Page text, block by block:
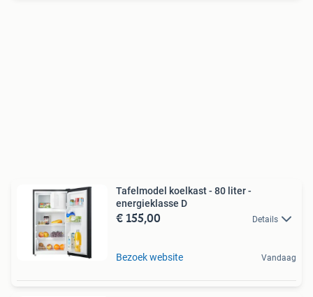
Tafelmodel koelkast - 80 liter -
energieklasse D
€ 155,00 Details
Bezoek website Vandaag